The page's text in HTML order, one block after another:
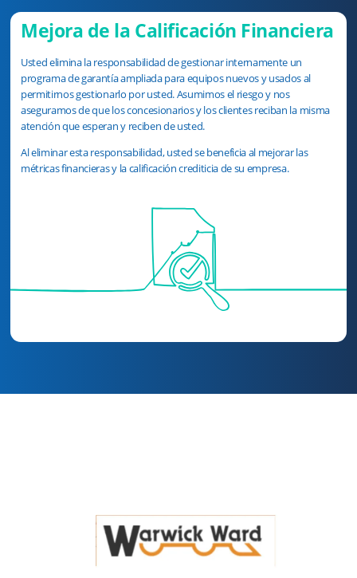
Mejora de la Calificación Financiera
Usted elimina la responsabilidad de gestionar internamente un
programa de garantía ampliada para equipos nuevos y usados al
permitirnos gestionarlo por usted. Asumimos el riesgo y nos
aseguramos de que los concesionarios y los clientes reciban la misma
atención que esperan y reciben de usted.
Al eliminar esta responsabilidad, usted se beneficia al mejorar las
métricas financieras y la calificación crediticia de su empresa.